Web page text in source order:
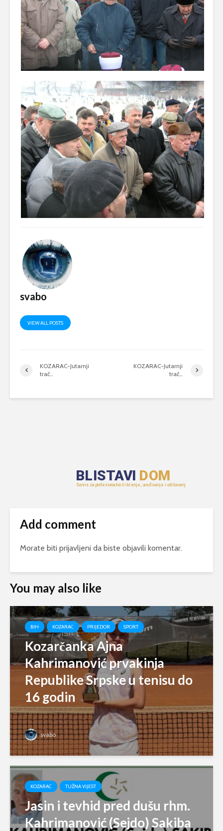
svabo
VIEW ALL POSTS
KOZARAC-Jutarnji
trač…
KOZARAC-Jutarnji
trač…
Add comment
Morate biti prijavljeni da biste objavili komentar.
You may also like
BIH KOZARAC PRIJEDOR SPORT
Kozarčanka Ajna
Kahrimanović prvakinja
Republike Srpske u tenisu do
16 godin
svabo
KOZARAC TUŽNA VIJEST
Jasin i tevhid pred dušu rhm.
Kahrimanović (Sejdo) Sakiba